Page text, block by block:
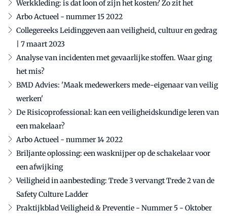
Werkkleding: is dat loon of zijn het kosten? Zo zit het
Arbo Actueel - nummer 15 2022
Collegereeks Leidinggeven aan veiligheid, cultuur en gedrag
| 7 maart 2023
Analyse van incidenten met gevaarlijke stoffen. Waar ging
het mis?
BMD Advies: 'Maak medewerkers mede-eigenaar van veilig
werken'
De Risicoprofessional: kan een veiligheidskundige leren van
een makelaar?
Arbo Actueel - nummer 14 2022
Briljante oplossing: een wasknijper op de schakelaar voor
een afwijking
Veiligheid in aanbesteding: Trede 3 vervangt Trede 2 van de
Safety Culture Ladder
Praktijkblad Veiligheid & Preventie - Nummer 5 - Oktober